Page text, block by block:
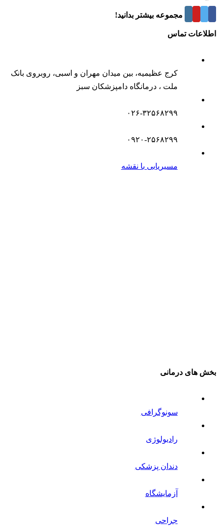
درباره این مجموعه بیشتر بدانید!
اطلاعات تماس
کرج عظیمیه، بین میدان مهران و اسبی، روبروی بانک
ملت ، درمانگاه دامپزشکان سبز
۰۲۶-۳۲۵۶۸۲۹۹
۰۹۲۰-۲۵۶۸۲۹۹
مسیریابی با نقشه
بخش های درمانی
سونوگرافی
رادیولوژی
دندان پزشکی
آزمایشگاه
جراحی